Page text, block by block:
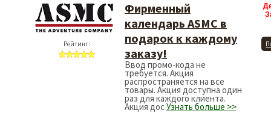
Рейтинг:
Фирменный
календарь ASMC в
подарок к каждому
заказу!
Ввод промо-кода не
требуется. Акция
распространяется на все
товары. Акция доступна один
раз для каждого клиента.
Акция досУзнать больше >>